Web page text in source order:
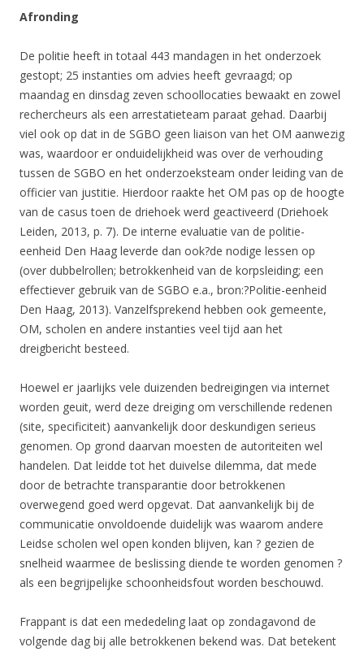
Afronding
De politie heeft in totaal 443 mandagen in het onderzoek
gestopt; 25 instanties om advies heeft gevraagd; op
maandag en dinsdag zeven schoollocaties bewaakt en zowel
rechercheurs als een arrestatieteam paraat gehad. Daarbij
viel ook op dat in de SGBO geen liaison van het OM aanwezig
was, waardoor er onduidelijkheid was over de verhouding
tussen de SGBO en het onderzoeksteam onder leiding van de
officier van justitie. Hierdoor raakte het OM pas op de hoogte
van de casus toen de driehoek werd geactiveerd (Driehoek
Leiden, 2013, p. 7). De interne evaluatie van de politie-
eenheid Den Haag leverde dan ook?de nodige lessen op
(over dubbelrollen; betrokkenheid van de korpsleiding; een
effectiever gebruik van de SGBO e.a., bron:?Politie-eenheid
Den Haag, 2013). Vanzelfsprekend hebben ook gemeente,
OM, scholen en andere instanties veel tijd aan het
dreigbericht besteed.
Hoewel er jaarlijks vele duizenden bedreigingen via internet
worden geuit, werd deze dreiging om verschillende redenen
(site, specificiteit) aanvankelijk door deskundigen serieus
genomen. Op grond daarvan moesten de autoriteiten wel
handelen. Dat leidde tot het duivelse dilemma, dat mede
door de betrachte transparantie door betrokkenen
overwegend goed werd opgevat. Dat aanvankelijk bij de
communicatie onvoldoende duidelijk was waarom andere
Leidse scholen wel open konden blijven, kan ? gezien de
snelheid waarmee de beslissing diende te worden genomen ?
als een begrijpelijke schoonheidsfout worden beschouwd.
Frappant is dat een mededeling laat op zondagavond de
volgende dag bij alle betrokkenen bekend was. Dat betekent